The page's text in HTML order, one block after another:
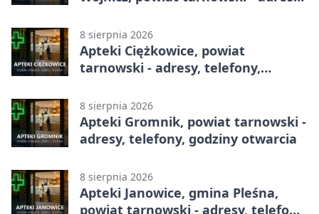
8 sierpnia 2026
Apteki Ciężkowice, powiat
tarnowski - adresy, telefony,
8 sierpnia 2026
Apteki Gromnik, powiat tarnowski -
adresy, telefony, godziny otwarcia
8 sierpnia 2026
Apteki Janowice, gmina Pleśna,
powiat tarnowski - adresy, telefony,